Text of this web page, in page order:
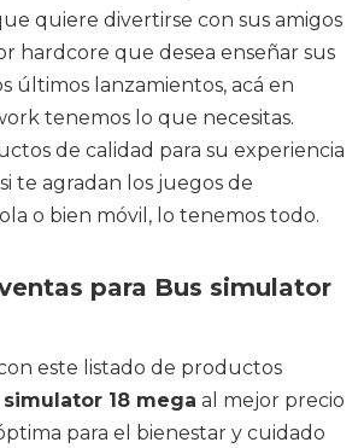
quiere divertirse con sus amigos
hardcore que desea enseñar sus
últimos lanzamientos, acá en
tenemos lo que necesitas.
de calidad para su experiencia
te agradan los juegos de
o bien móvil, lo tenemos todo.
para Bus simulator
este listado de productos
simulator 18 mega al mejor precio
para el bienestar y cuidado